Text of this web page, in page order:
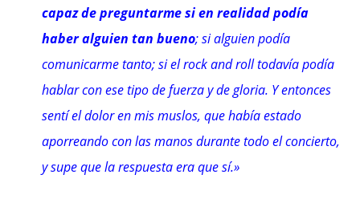
capaz de preguntarme si en realidad podía
haber alguien tan bueno; si alguien podía
comunicarme tanto; si el rock and roll todavía podía
hablar con ese tipo de fuerza y de gloria. Y entonces
sentí el dolor en mis muslos, que había estado
aporreando con las manos durante todo el concierto,
y supe que la respuesta era que sí.»